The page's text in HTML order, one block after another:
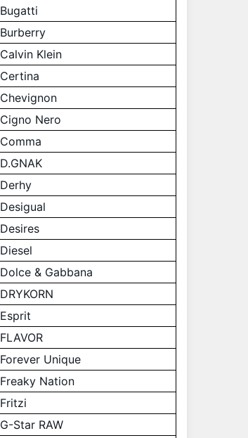
Bugatti
Burberry
Calvin Klein
Certina
Chevignon
Cigno Nero
Comma
D.GNAK
Derhy
Desigual
Desires
Diesel
Dolce & Gabbana
DRYKORN
Esprit
FLAVOR
Forever Unique
Freaky Nation
Fritzi
G-Star RAW